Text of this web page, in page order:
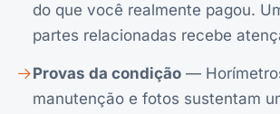
do que você realmente pagou.
partes relacionadas recebe
Provas da condição —
manutenção e fotos sustentam